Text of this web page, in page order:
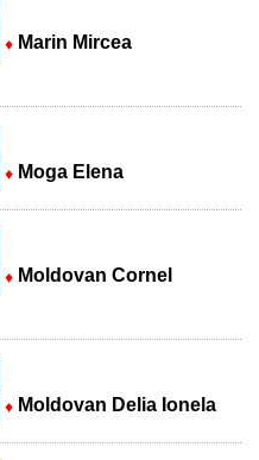
♦ Marin Mircea
♦ Moga Elena
♦ Moldovan Cornel
♦ Moldovan Delia Ionela